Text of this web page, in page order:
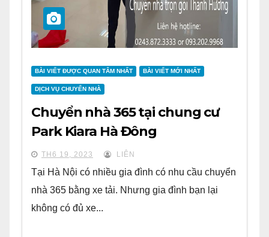
BÀI VIẾT ĐƯỢC QUAN TÂM NHẤT BÀI VIẾT MỚI NHẤT
DỊCH VỤ CHUYỂN NHÀ
Chuyển nhà 365 tại chung cư
Park Kiara Hà Đông
TH6 19, 2023 LIÊN
Tại Hà Nội có nhiều gia đình có nhu cầu chuyển
nhà 365 bằng xe tải. Nhưng gia đình bạn lại
không có đủ xe...